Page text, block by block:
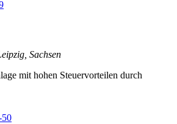
Sachsen
mit hohen Steuervorteilen durch